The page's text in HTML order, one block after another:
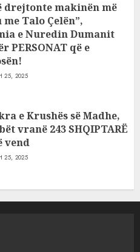
drejtonte makinën më
Talo Çelën”,
e Nuredin Dumanit
PERSONAT që e
25, 2025
e Krushës së Madhe,
vranë 243 SHQIPTARË
vend
25, 2025